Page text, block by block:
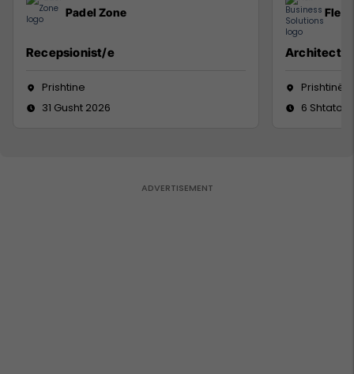
Padel Zone
Recepsionist/e
Prishtine
31 Gusht 2026
Flex
Architect
Prishtinë
6 Shtator